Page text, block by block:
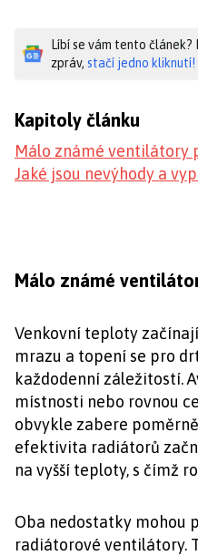
Líbí se vám tento
zpráv, stačí jedno kliknutí!
Kapitoly článku
Málo známé ventilátory
Jaké jsou nevýhody a
Málo známé
Venkovní teploty
mrazu a topení se pro
každodenní záležitostí.
místnosti nebo rovnou
obvykle zabere
efektivita radiátorů
na vyšší teploty, s čímž
Oba nedostatky mohou
radiátorové ventilátory.